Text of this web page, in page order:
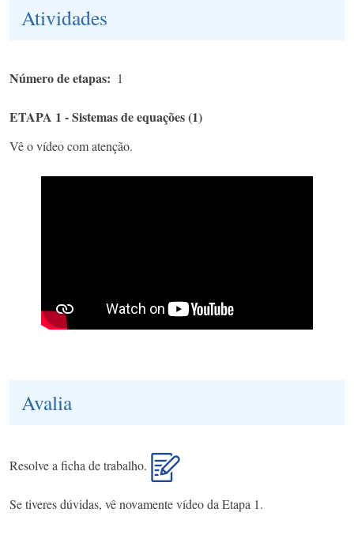
Atividades
Número de etapas 1
ETAPA 1 - Sistemas de equações (1)
Vê o vídeo com atenção.
Avalia
Resolve a ficha de trabalho.
Se tiveres dúvidas, vê novamente vídeo da Etapa 1.